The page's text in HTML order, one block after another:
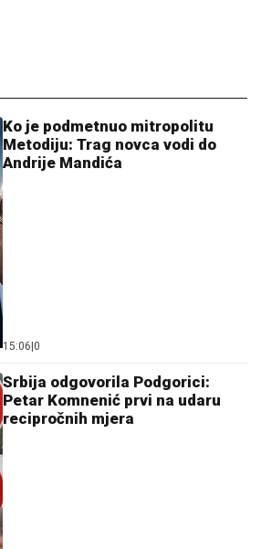
Ko je podmetnuo mitropolitu
Metodiju: Trag novca vodi do
Andrije Mandića
15:06|0
Srbija odgovorila Podgorici:
Petar Komnenić prvi na udaru
recipročnih mjera